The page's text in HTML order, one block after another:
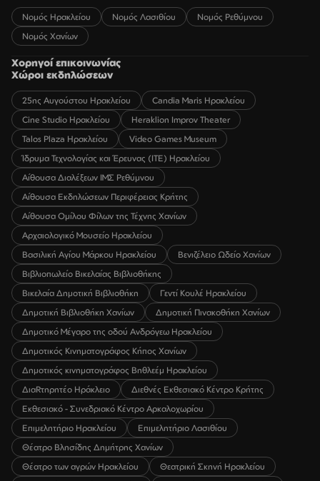
Νομός Ηρακλείου Νομός Λασιθίου
Νομός Ρεθύμνου
Νομός Χανίων
Χορηγοί επικοινωνίας
Χώροι εκδηλώσεων
25ης Αυγούστου Ηρακλείου
Candia Maris Ηρακλείου
Cine Studio Ηρακλείου
Heraklion Improv Theater
Talos Plaza Ηρακλείου
Video Games Museum
Ίδρυμα Τεχνολογίας και Έρευνας (ΙΤΕ) Ηρακλείου
Αίθουσα Διαλέξεων ΙΜΣ Ρεθύμνου
Αίθουσα Εκδηλώσεων Περιφέρειας Κρήτης
Αίθουσα Ομίλου Φίλων της Τέχνης Χανίων
Αρχαιολογικό Μουσείο Ηρακλείου
Βασιλική Αγίου Μάρκου Ηρακλείου
Βενιζέλειο Ωδείο Χανίων
Βιβλιοπωλείο Βικελαίας Βιβλιοθήκης
Βικελαία Δημοτική Βιβλιοθήκη
Γεντί Κουλέ Ηρακλείου
Δημοτική Βιβλιοθήκη Χανίων
Δημοτική Πινακοθήκη Χανίων
Δημοτικό Μέγαρο της οδού Ανδρόγεω Ηρακλείου
Δημοτικός Κινηματογράφος Κήπος Χανίων
Δημοτικός κινηματογράφος Βηθλεέμ Ηρακλείου
ΔιαRτηρητέο Ηράκλειο
Διεθνές Εκθεσιακό Κέντρο Κρήτης
Εκθεσιακό - Συνεδριακό Κέντρο Αρκαλοχωρίου
Επιμελητήριο Ηρακλείου
Επιμελητήριο Λασιθίου
Θέατρο Βλησίδης Δημήτρης Χανίων
Θέατρο των αγρών Ηρακλείου
Θεατρική Σκηνή Ηρακλείου